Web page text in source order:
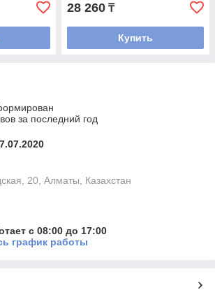
28 260 ₸
Купить
за последний год
20, Алматы, Казахстан
с 08:00 до 17:00
график работы